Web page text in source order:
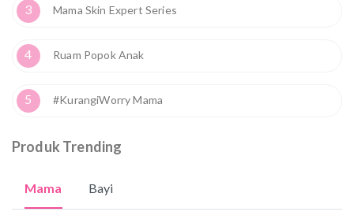
3 Mama Skin Expert Series
4 Ruam Popok Anak
5 #KurangiWorry Mama
Produk Trending
Mama Bayi